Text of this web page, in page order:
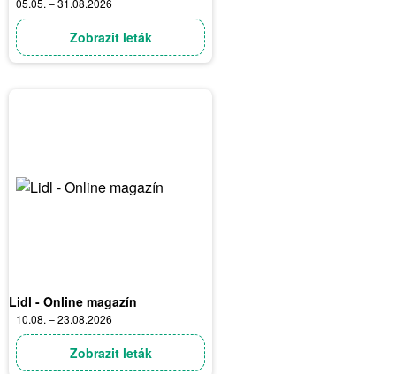
05.05. – 31.08.2026
Zobrazit leták
Lidl - Online magazín
10.08. – 23.08.2026
Zobrazit leták